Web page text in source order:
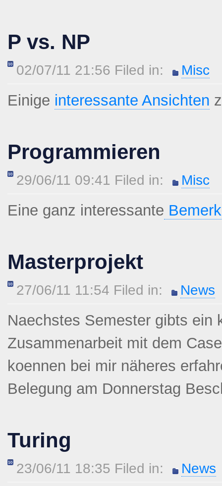
P vs. NP
02/07/11 21:56 Filed in: Misc
Einige interessante Ansichten
Programmieren
29/06/11 09:41 Filed in: Misc
Eine ganz interessante
Masterprojekt
27/06/11 11:54 Filed in: News
Naechstes Semester gibts ein
Zusammenarbeit mit dem
koennen bei mir näheres
Belegung am Donnerstag
Turing
23/06/11 18:35 Filed in: News